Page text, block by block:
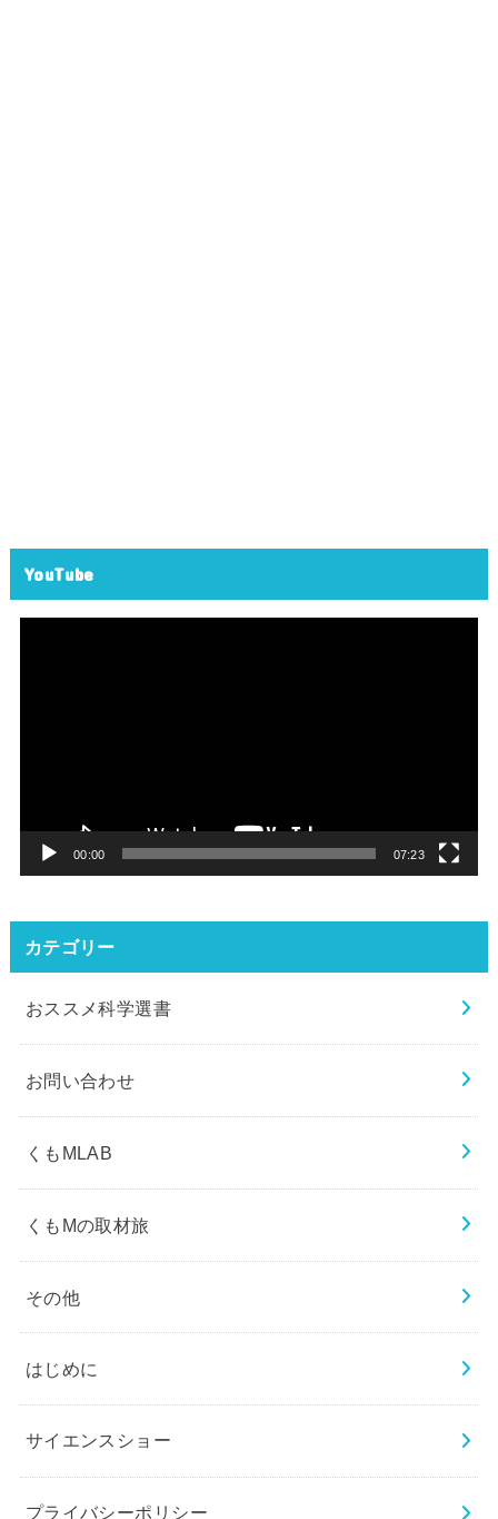
YouTube
00:00 07:23
カテゴリー
おススメ科学選書
お問い合わせ
くもMLAB
くもMの取材旅
その他
はじめに
サイエンスショー
プライバシーポリシー